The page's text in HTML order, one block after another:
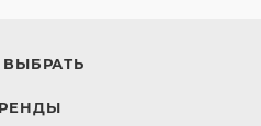
ВЫБРАТЬ